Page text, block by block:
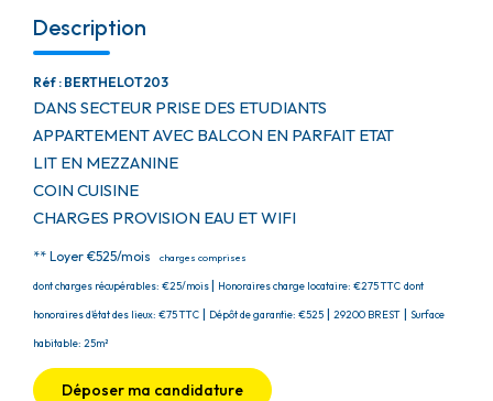
Description
Réf : BERTHELOT203
DANS SECTEUR PRISE DES ETUDIANTS
APPARTEMENT AVEC BALCON EN PARFAIT ETAT
LIT EN MEZZANINE
COIN CUISINE
CHARGES PROVISION EAU ET WIFI
** Loyer €525/mois charges comprises
dont charges récupérables: €25/mois| Honoraires charge locataire: €275 TTC dont
honoraires d'état des lieux: €75 TTC | Dépôt de garantie: €525 | 29200 BREST | Surface
habitable: 25m²
Déposer ma candidature